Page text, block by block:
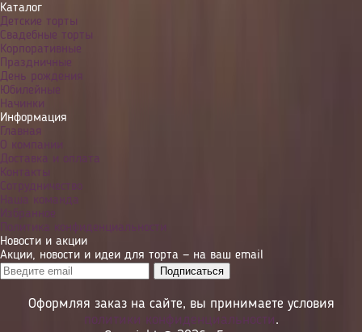
Каталог
Детские торты
Свадебные торты
Корпоративные
Праздничные
День рождения
Юбилейные
Начинки
Информация
Главная
О компании
Доставка и оплата
Контакты
Сотрудничество
Наша команда
Избранное
Политика конфиденциальности
Новости и акции
Акции, новости и идеи для торта — на ваш email
Оформляя заказ на сайте, вы принимаете условия
политики конфиденциальности.